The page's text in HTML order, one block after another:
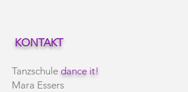
KONTAKT
​T anzschule dance it!
Mara Essers